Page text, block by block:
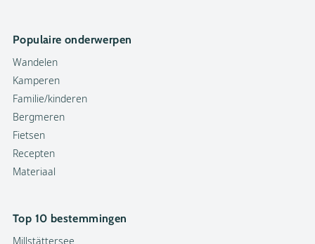
Populaire onderwerpen
Wandelen
Kamperen
Familie/kinderen
Bergmeren
Fietsen
Recepten
Materiaal
Top 10 bestemmingen
Millstättersee